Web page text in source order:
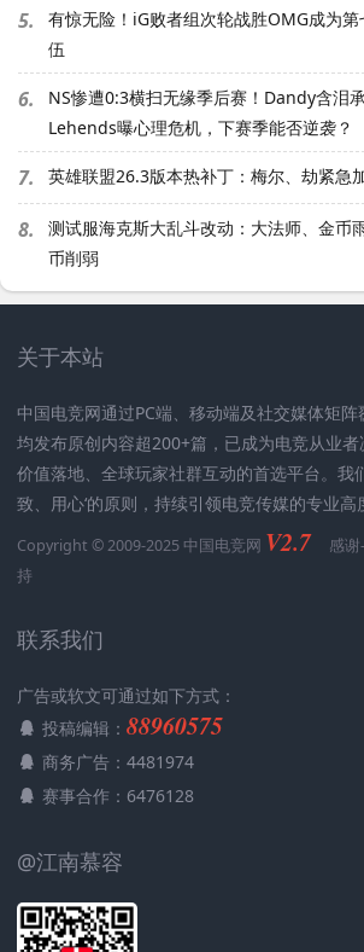
5.
有惊无险！iG败者组次轮战胜OMG成为
伍
6.
NS惨遭0:3横扫无缘季后赛！Dandy含泪
Lehends曝心理危机，下赛季能否逆袭？
7. 英雄联盟26.3版本热补丁：梅尔、劫紧急
8.
测试服海克斯大乱斗改动：大法师、金币
币削弱
关于本站
中国电竞网通过PC端、移动端及社交媒体矩
均发布原创内容超200+篇，已成为电竞从业
价值落地、全球玩家社群互动的首选平台。我
致、用心‘的原则，持续引领电竞传媒的专业高
Copyright © 2009-2025 中国电竞网 V2.7 感谢-
持
联系我们
广告或软文可通过如下方式：
投稿编辑： 88960575
商务广告：4481974
赛事合作：6476128
@江南慕容